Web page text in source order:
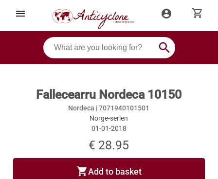
menu account_circle shopping_cart
search
Fallecearru Nordeca 10150
Nordeca |7071940101501
Norge-serien
01-01-2018
€ 28.95
shopping_cartAdd to basket